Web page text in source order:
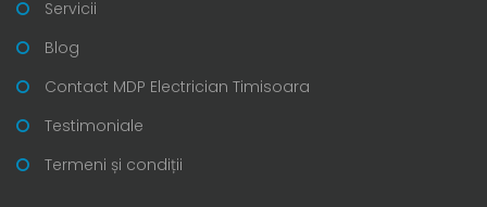
Servicii
Blog
Contact MDP Electrician Timisoara
Testimoniale
Termeni și condiții